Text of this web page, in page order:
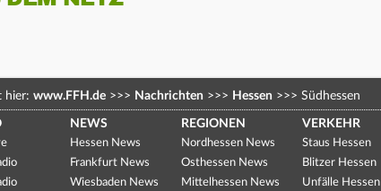
hier: www.FFH.de >>> Nachrichten >>> Hessen >>> Südhessen
NEWS
Hessen News
Frankfurt News
Wiesbaden News
REGIONEN
Nordhessen News
Osthessen News
Mittelhessen News
VERKEHR
Staus Hessen
Blitzer Hessen
Unfälle Hessen